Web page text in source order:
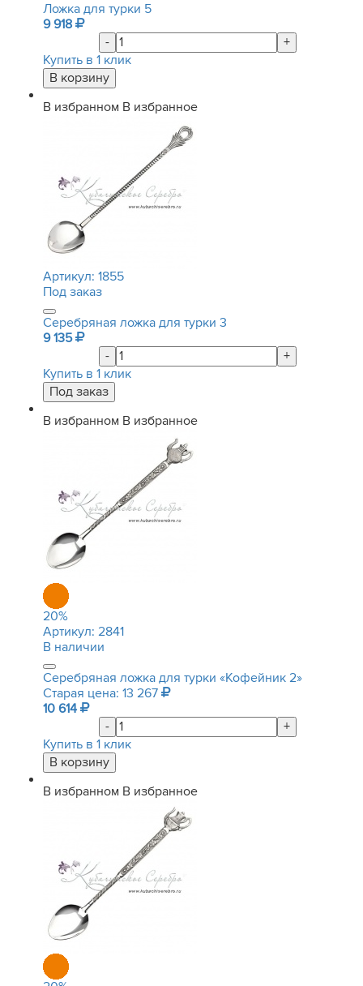
Ложка для турки 5
9 918
-
+
Купить в 1 клик
В избранном В избранное
Артикул: 1855
Под заказ
Серебряная ложка для турки 3
9 135
-
+
Купить в 1 клик
В избранном В избранное
20%
Артикул: 2841
В наличии
Серебряная ложка для турки «Кофейник 2»
Старая цена: 13 267
10 614
-
+
Купить в 1 клик
В избранном В избранное